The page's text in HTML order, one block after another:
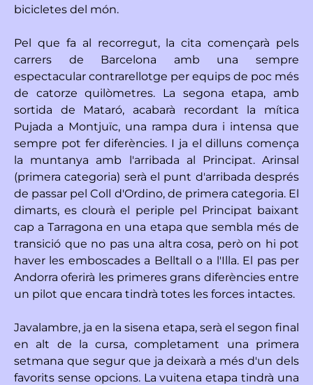
bicicletes del món.
Pel que fa al recorregut, la cita començarà pels
carrers de Barcelona amb una sempre
espectacular contrarellotge per equips de poc més
de catorze quilòmetres. La segona etapa, amb
sortida de Mataró, acabarà recordant la mítica
Pujada a Montjuïc, una rampa dura i intensa que
sempre pot fer diferències. I ja el dilluns comença
la muntanya amb l'arribada al Principat. Arinsal
(primera categoria) serà el punt d'arribada després
de passar pel Coll d'Ordino, de primera categoria. El
dimarts, es clourà el periple pel Principat baixant
cap a Tarragona en una etapa que sembla més de
transició que no pas una altra cosa, però on hi pot
haver les emboscades a Belltall o a l'Illa. El pas per
Andorra oferirà les primeres grans diferències entre
un pilot que encara tindrà totes les forces intactes.
Javalambre, ja en la sisena etapa, serà el segon final
en alt de la cursa, completament una primera
setmana que segur que ja deixarà a més d'un dels
favorits sense opcions. La vuitena etapa tindrà una